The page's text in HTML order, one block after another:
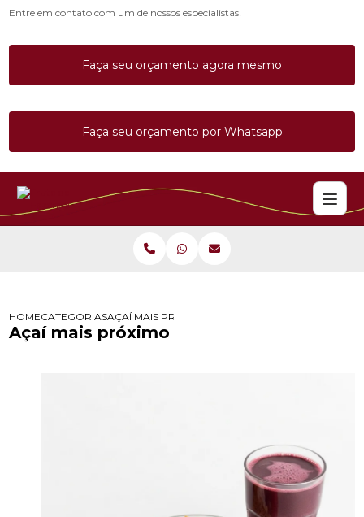
Entre em contato com um de nossos especialistas!
Faça seu orçamento agora mesmo
Faça seu orçamento por Whatsapp
HOMECATEGORIASAÇAÍ MAIS PRÓXIMO
Açaí mais próximo